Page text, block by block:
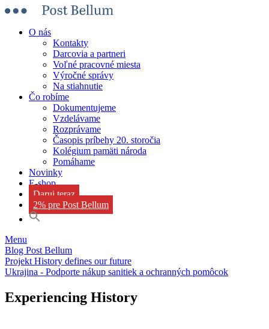
O nás
Kontakty
Darcovia a partneri
Voľné pracovné miesta
Výročné správy
Na stiahnutie
Čo robíme
Dokumentujeme
Vzdelávame
Rozprávame
Časopis príbehy 20. storočia
Kolégium pamäti národa
Pomáhame
Novinky
E-shop
Daruj teraz
2% pre Post Bellum
Menu
Blog Post Bellum
Projekt History defines our future
Ukrajina - Podporte nákup sanitiek a ochranných pomôcok
Experiencing History